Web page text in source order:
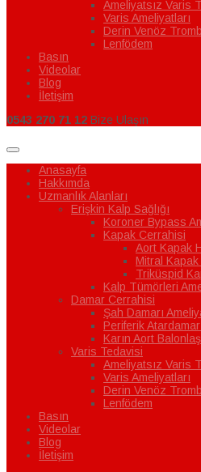
Ameliyatsız Varis
Varis Ameliyatları
Derin Venöz
Lenfödem
Basın
Videolar
Blog
İletişim
0543 270 71 12 Bize Ulaşın
Anasayfa
Hakkımda
Uzmanlık Alanları
Erişkin Kalp Sağlığı
Koroner Bypass
Kapak Cerrahisi
Aort Kapak
Mitral Kapak
Triküspid
Kalp Tümörleri
Damar Cerrahisi
Şah Damarı
Periferik Atardamar
Karın Aort
Varis Tedavisi
Ameliyatsız Varis
Varis Ameliyatları
Derin Venöz
Lenfödem
Basın
Videolar
Blog
İletişim